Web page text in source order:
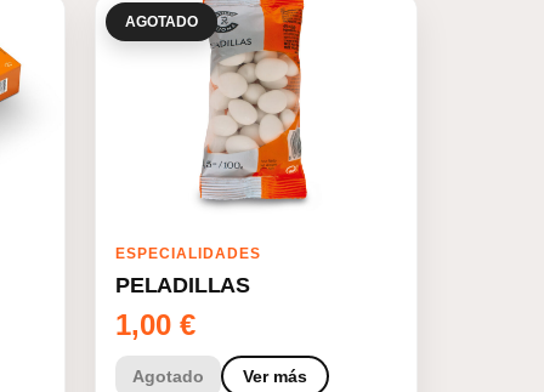
AGOTADO
ESPECIALIDADES
PELADILLAS
1,00 €
Agotado Ver más